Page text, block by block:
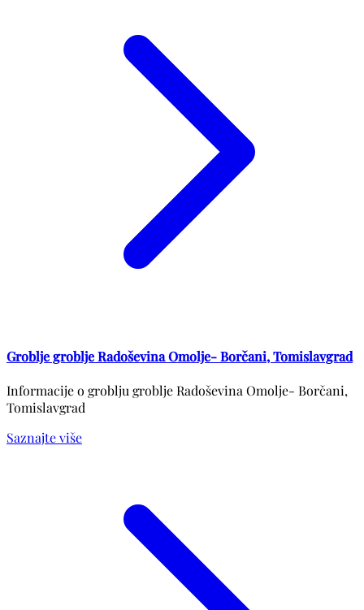
Groblje groblje Radoševina Omolje- Borčani, Tomislavgrad
Informacije o groblju groblje Radoševina Omolje- Borčani,
Tomislavgrad
Saznajte više